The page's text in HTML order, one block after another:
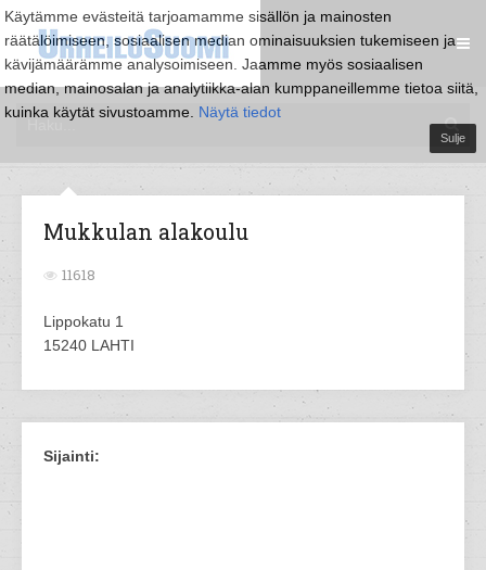
Käytämme evästeitä tarjoamamme sisällön ja mainosten
räätälöimiseen, sosiaalisen median ominaisuuksien tukemiseen ja
kävijämäärämme analysoimiseen. Jaamme myös sosiaalisen
median, mainosalan ja analytiikka-alan kumppaneillemme tietoa siitä,
kuinka käytät sivustoamme. Näytä tiedot
Sulje
Mukkulan alakoulu
11618
Lippokatu 1
15240 LAHTI
Sijainti: